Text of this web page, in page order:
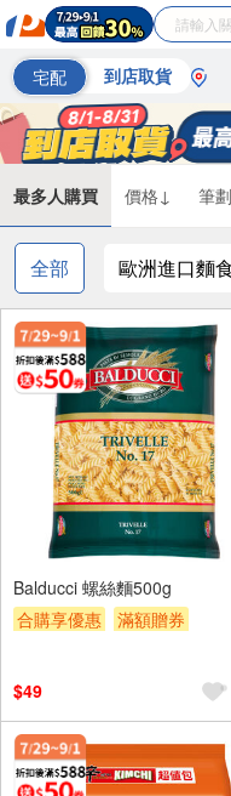
宅配 到店取貨
最多人購買 價格↓ 筆
全部 歐洲進口麵
Balducci 螺絲麵500g
合購享優惠
滿額贈券
$49